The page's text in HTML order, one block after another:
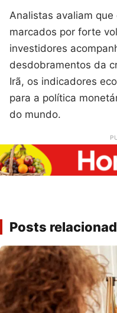
Analistas avaliam
marcados por forte
investidores
desdobramentos da
Irã, os indicadores
para a política
do mundo.
Posts